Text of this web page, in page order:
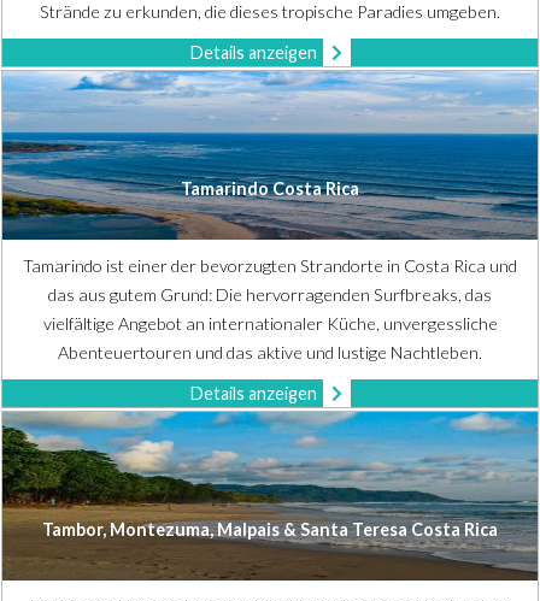
Strände zu erkunden, die dieses tropische Paradies umgeben.
Details anzeigen
Tamarindo Costa Rica
Tamarindo ist einer der bevorzugten Strandorte in Costa Rica und
das aus gutem Grund: Die hervorragenden Surfbreaks, das
vielfältige Angebot an internationaler Küche, unvergessliche
Abenteuertouren und das aktive und lustige Nachtleben.
Details anzeigen
Tambor, Montezuma, Malpais & Santa Teresa Costa Rica